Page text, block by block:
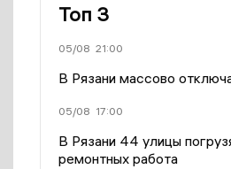
Топ 3
05/08 21:00
В Рязани массово
05/08 17:00
В Рязани 44 улицы
ремонтных работа